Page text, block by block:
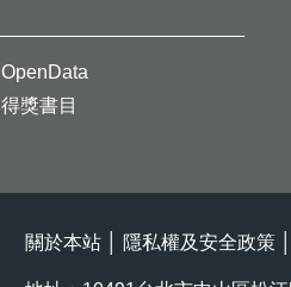
OpenData
得獎書目
關於本站 隱私權及安全政策